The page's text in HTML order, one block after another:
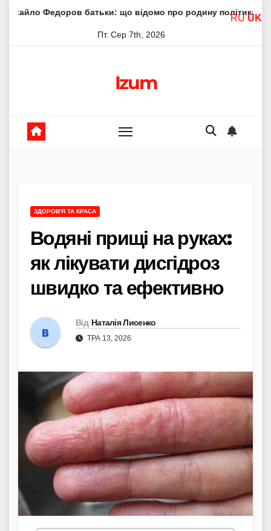
батьки: що відомо про родину політика Молитва
Пт. Сер 7th, 2026
Izum
ЗДОРОВ'Я ТА КРАСА
Водяні прищі на руках:
як лікувати дисгідроз
швидко та ефективно
Від Наталія Лисенко
ТРА 13, 2026
RU UK